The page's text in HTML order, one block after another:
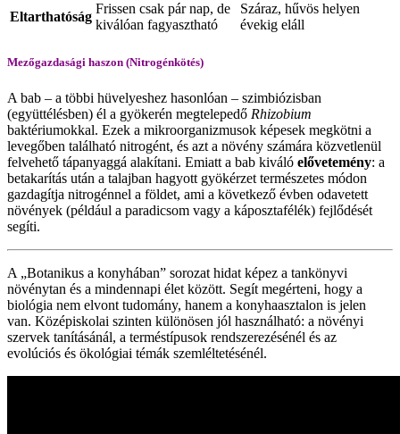
Eltarthatóság
Frissen csak pár nap, de
kiválóan fagyasztható
Száraz, hűvös helyen
évekig eláll
Mezőgazdasági haszon (Nitrogénkötés)
A bab – a többi hüvelyeshez hasonlóan – szimbiózisban
(együttélésben) él a gyökerén megtelepedő Rhizobium
baktériumokkal. Ezek a mikroorganizmusok képesek megkötni a
levegőben található nitrogént, és azt a növény számára közvetlenül
felvehető tápanyaggá alakítani. Emiatt a bab kiváló elővetemény: a
betakarítás után a talajban hagyott gyökérzet természetes módon
gazdagítja nitrogénnel a földet, ami a következő évben odavetett
növények (például a paradicsom vagy a káposztafélék) fejlődését
segíti.
A „Botanikus a konyhában” sorozat hidat képez a tankönyvi
növénytan és a mindennapi élet között. Segít megérteni, hogy a
biológia nem elvont tudomány, hanem a konyhaasztalon is jelen
van. Középiskolai szinten különösen jól használható: a növényi
szervek tanításánál, a terméstípusok rendszerezésénél és az
evolúciós és ökológiai témák szemléltetésénél.